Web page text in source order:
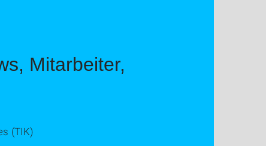
Mitarbeiter,
(TIK)